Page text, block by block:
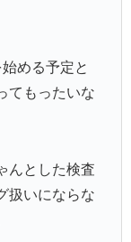
める予定と
てもったいな
んとした検査
扱いにならな